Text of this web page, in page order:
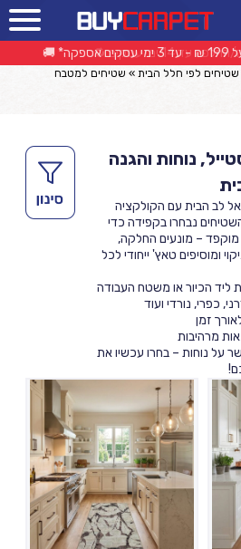
14 ימי עסקים 🔁למטבח
שטיחים לפי חלל הבית » שטיחים למטבח
נוחות והגנה
אל לב הבית עם הקולקציה
נבחרו בקפידה כדי
מוקפד – מונעים החלקה,
ומוסיפים טאץ' ייחודי לכל
הכיור או משטח העבודה
כפרי, נורדי ועוד
זמן
מרהיבות
על נוחות – בחרו עכשיו את